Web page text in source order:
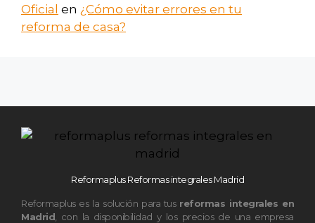
Oficial en ¿Cómo evitar errores en tu
reforma de casa?
Reformaplus Reformas integrales Madrid
Reformaplus es la solución para tus reformas integrales en
Madrid , con la disponibilidad y los precios de una empresa